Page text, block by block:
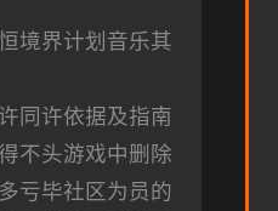
境界计划音乐其
同许依据及指南
不头游戏中删除
亏毕社区为员的